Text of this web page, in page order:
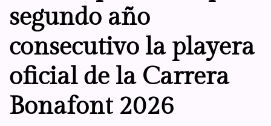
segundo año
consecutivo la playera
oficial de la Carrera
Bonafont 2026